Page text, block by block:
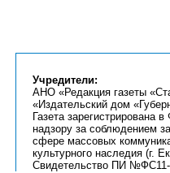
Учредители:
АНО «Редакция газеты
«Издательский дом
Газета зарегистрирована
надзору за соблюдением
сфере массовых
культурного наследия (г.
Свидетельство ПИ №ФС11-